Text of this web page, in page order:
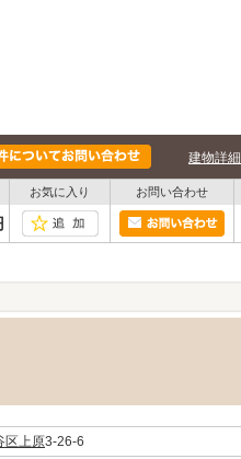
建物詳細
お気に入り お問い合わせ
区上原3-26-6